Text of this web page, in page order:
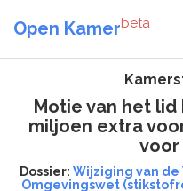
Open Kamerbeta
Motie van het lid
miljoen extra
voor
Dossier: Wijziging van
Omgevingswet